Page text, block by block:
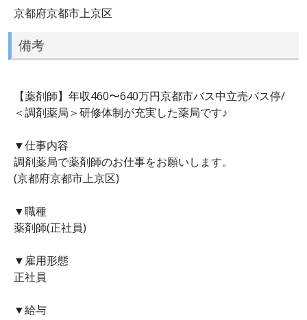
京都府京都市上京区
備考
【薬剤師】年収460〜640万円京都市バス中立売バス停/
＜調剤薬局＞研修体制が充実した薬局です♪
▼仕事内容
調剤薬局で薬剤師のお仕事をお願いします。
(京都府京都市上京区)
▼職種
薬剤師(正社員)
▼雇用形態
正社員
▼給与